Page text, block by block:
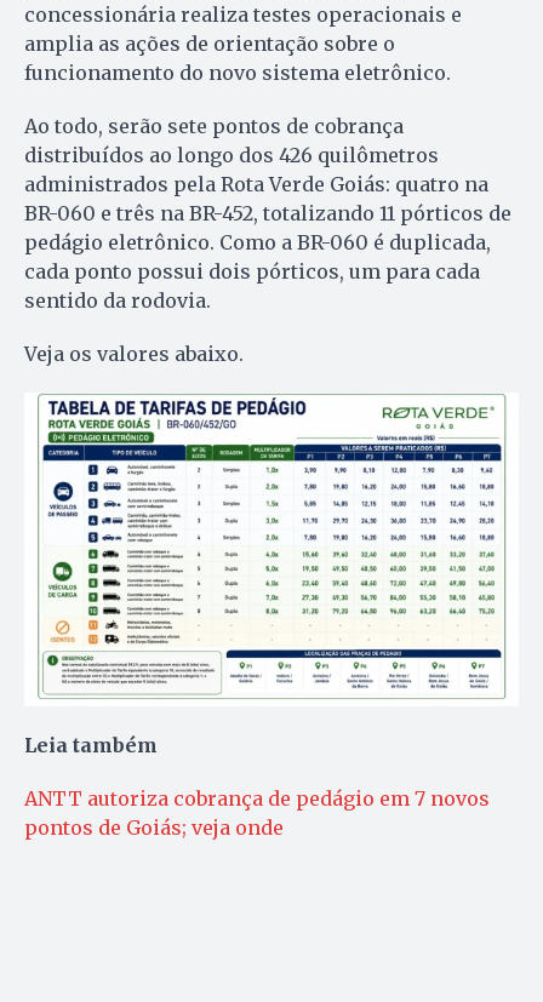
concessionária realiza testes operacionais e
amplia as ações de orientação sobre o
funcionamento do novo sistema eletrônico.
Ao todo, serão sete pontos de cobrança
distribuídos ao longo dos 426 quilômetros
administrados pela Rota Verde Goiás: quatro na
BR-060 e três na BR-452, totalizando 11 pórticos de
pedágio eletrônico. Como a BR-060 é duplicada,
cada ponto possui dois pórticos, um para cada
sentido da rodovia.
Veja os valores abaixo.
Leia também
ANTT autoriza cobrança de pedágio em 7 novos
pontos de Goiás; veja onde